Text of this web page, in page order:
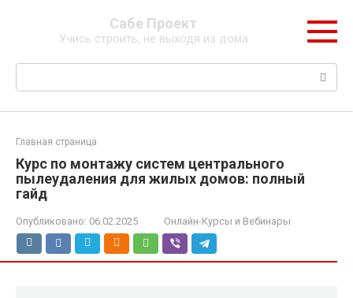
Сабе Проект
Учись строить, не выходя из дома
Поиск:
Главная страница
Курс по монтажу систем центрального
пылеудаления для жилых домов: полный
гайд
Опубликовано: 06.02.2025 Онлайн-Курсы и Вебинары